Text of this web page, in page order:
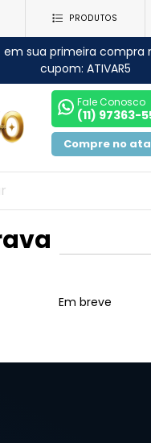
PRODUTOS
em sua primeira compra
cupom: ATIVAR5
Fale Conosco
(11) 97363-
Compre no
Em breve